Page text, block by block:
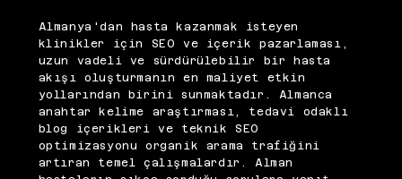
Almanya'dan hasta kazanmak isteyen
klinikler için SEO ve içerik pazarlaması,
uzun vadeli ve sürdürülebilir bir hasta
akışı oluşturmanın en maliyet etkin
yollarından birini sunmaktadır. Almanca
anahtar kelime araştırması, tedavi odaklı
blog içerikleri ve teknik SEO
optimizasyonu organik arama trafiğini
artıran temel çalışmalardır. Alman